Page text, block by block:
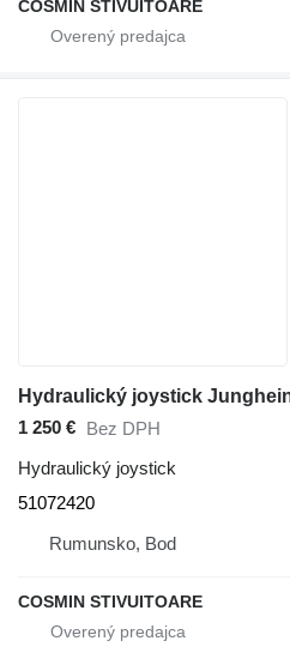
COSMIN STIVUITOARE
1 250 € Bez DPH
Hydraulický joystick
51072420
Rumunsko, Bod
COSMIN STIVUITOARE